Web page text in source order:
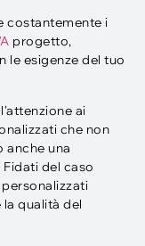
costantemente i
progetto,
le esigenze del tuo
ai
che non
anche una
del caso
qualità del